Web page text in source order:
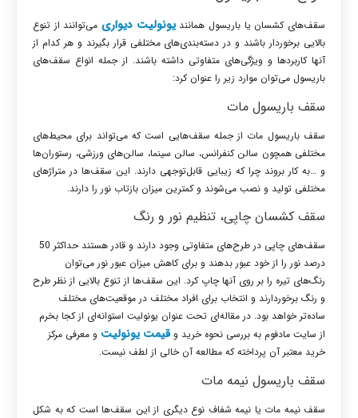
سقف‌های کشسان یا باریسول همانندیونولیت دیواری می‌توانند از تنوع
بالایی برخوردار باشند و در دسته‌بندی‌های مختلفی قرار بگیرند و هر کدام از
آنها کاربردها و ویژگی‌های متفاوتی داشته باشند. از جمله انواع سقف‌های
باریسول می‌توان موارد زیر را عنوان کرد:
سقف باریسول مات
سقف‌ باریسول مات از جمله سقف‌هایی است که می‌تواند برای محیط‌های
مختلفی همچون سالن کنفرانس، سالن سینما، سالن‌های ورزشی، رستوران‌ها
و …به کار بروند چرا که زیبایی قابل‌توجهی دارند. این سقف‌ها در متراژهای
مختلفی تولید و نصب می‌شوند و کمترین میزان بازتاب نور را دارند.
سقف کشسان چاپی، تنظیم نور و رنگ
سقف‌های چاپی در طرح‌های متفاوتی وجود دارند و قادر هستند حداکثر 50
درصد نور را از خود عبور بدهند و برای کاهش میزان عبور نور می‌توان
رنگ‌های تیره را بر روی آنها چاپ کرد. این سقف‌ها از تنوع بالایی از نظر طرح
و رنگ برخوردارند و انتخاب برای افراد مختلف در موقعیت‌های مختلف
ساده‌تر خواهد بود. در مقاله‌ای تحت عنوان یونولیت استوانه‌ای از کجا بخرم
از سایت مادفوم به بررسی نحوه خرید و قیمت یونولیت و معرفی مرکز
خرید معتبر آن پرداخته که مطالعه آن خالی از لطف نیست.
سقف باریسول نیمه مات
سقف‌ نیمه مات یا نیمه شفاف نوع دیگری از این سقف‌ها است که به شکل